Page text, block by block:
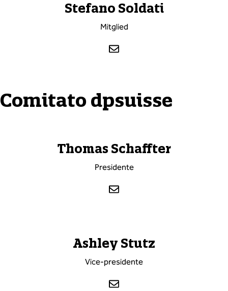
Stefano Soldati
Mitglied
Comitato dpsuisse
Thomas Schaffter
Presidente
Ashley Stutz
Vice-presidente